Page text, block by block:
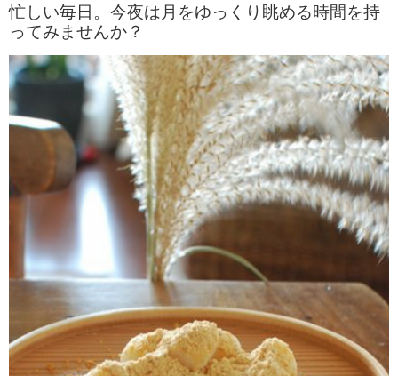
忙しい毎日。今夜は月をゆっくり眺める時間を持
ってみませんか？